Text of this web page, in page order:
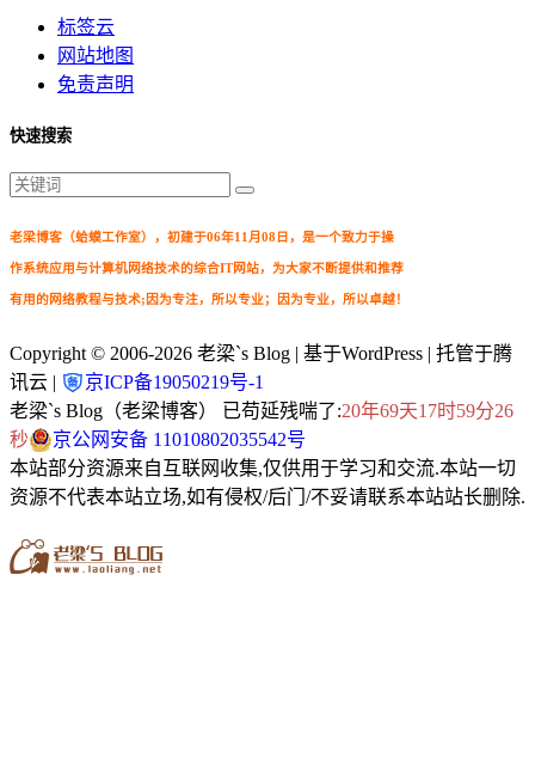
标签云
网站地图
免责声明
快速搜索
老梁博客（蛤蟆工作室），初建于06年11月08日，是一个致力于操
作系统应用与计算机网络技术的综合IT网站，为大家不断提供和推荐
有用的网络教程与技术;因为专注，所以专业；因为专业，所以卓越！
Copyright © 2006-2026 老梁`s Blog | 基于WordPress | 托管于腾
讯云 |
京ICP备19050219号-1
老梁`s Blog（老梁博客） 已苟延残喘了:20年69天17时59分28
秒
京公网安备 11010802035542号
本站部分资源来自互联网收集,仅供用于学习和交流.本站一切
资源不代表本站立场,如有侵权/后门/不妥请联系本站站长删除.